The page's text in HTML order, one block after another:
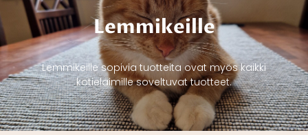
Lemmikeille
Lemmikeille sopivia tuotteita ovat myös kaikki
kotieläimille soveltuvat tuotteet.